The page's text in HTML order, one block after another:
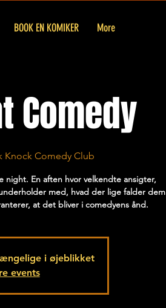
BOOK EN KOMIKER More
Comedy
Knock Comedy Club
night. En aften hvor velkendte ansigter,
med, hvad der lige falder dem
at det bliver i comedyens ånd.
i øjeblikket
events